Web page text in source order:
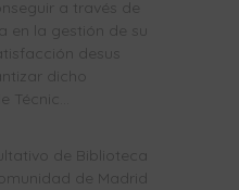
a través de
en la gestión de su
desus
dicho
de Biblioteca
de Madrid